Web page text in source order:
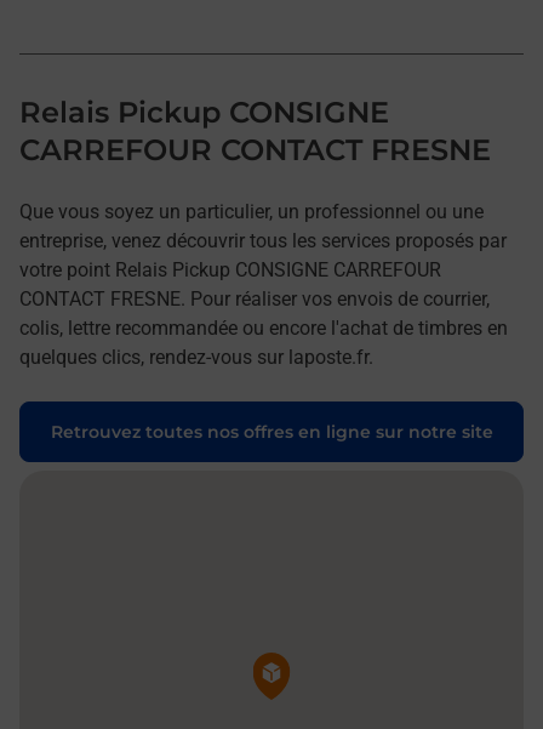
Relais Pickup CONSIGNE
CARREFOUR CONTACT FRESNE
Que vous soyez un particulier, un professionnel ou une
entreprise, venez découvrir tous les services proposés par
votre point Relais Pickup CONSIGNE CARREFOUR
CONTACT FRESNE. Pour réaliser vos envois de courrier,
colis, lettre recommandée ou encore l'achat de timbres en
quelques clics, rendez-vous sur laposte.fr.
Retrouvez toutes nos offres en ligne sur notre site
Pin de la carte